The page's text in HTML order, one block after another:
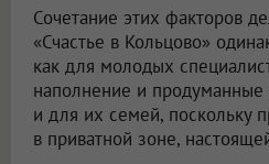
Сочетание этих факторов
«Счастье в Кольцово»
как для молодых
наполнение и продуманные
и для их семей, поскольку
в приватной зоне,